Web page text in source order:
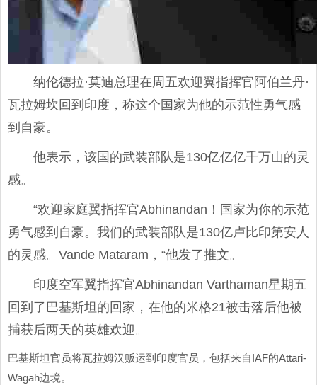
纳伦德拉·莫迪总理在周五欢迎翼指挥官阿伯兰丹·
瓦拉姆坎回到印度，称这个国家为他的示范性勇气感
到自豪。
他表示，该国的武装部队是130亿亿亿千万山的灵
感。
“欢迎家庭翼指挥官Abhinandan！国家为你的示范
勇气感到自豪。我们的武装部队是130亿卢比印第安人
的灵感。Vande Mataram，“他发了推文。
印度空军翼指挥官Abhinandan Varthaman星期五
回到了巴基斯坦的回家，在他的米格21被击落后他被
捕获后两天的英雄欢迎。
巴基斯坦官员将瓦拉姆汉贩运到印度官员，包括来自IAF的Attari-
Wagah边境。